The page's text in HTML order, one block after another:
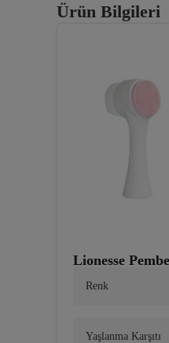
Ürün Bilgileri
Lionesse
Renk
Yaşlanma Karşıtı